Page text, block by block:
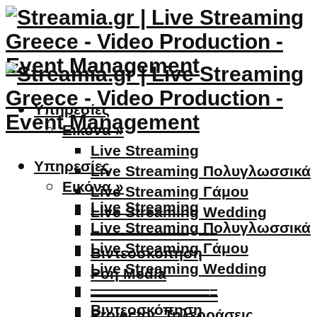
Υπηρεσίες
Εικόνα »
Live Streaming
Live Streaming Πολυγλωσσικά
Live Streaming Γάμου
Live Streaming Wedding
————————–
Βιντεοσκόπηση
Ροή Media
————————–
Υπηρεσίες
Εικόνα »
Live Streaming
Live Streaming Πολυγλωσσικά
Live Streaming Γάμου
Live Streaming Wedding
————————–
Βιντεοσκόπηση